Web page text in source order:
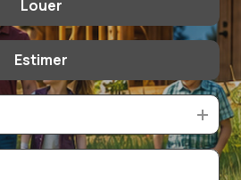
Louer
Estimer